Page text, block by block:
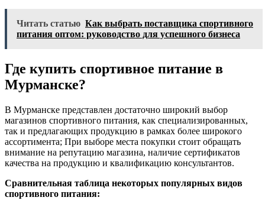
Читать статью Как выбрать поставщика спортивного
питания оптом: руководство для успешного бизнеса
Где купить спортивное питание в
Мурманске?
В Мурманске представлен достаточно широкий выбор
магазинов спортивного питания, как специализированных,
так и предлагающих продукцию в рамках более широкого
ассортимента; При выборе места покупки стоит обращать
внимание на репутацию магазина, наличие сертификатов
качества на продукцию и квалификацию консультантов.
Сравнительная таблица некоторых популярных видов
спортивного питания: